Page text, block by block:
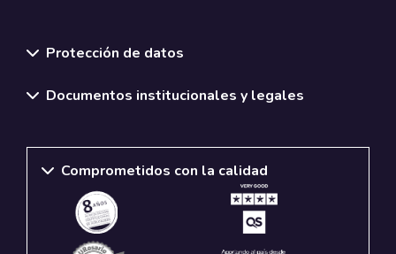
Protección de datos
Documentos institucionales y legales
Comprometidos con la calidad